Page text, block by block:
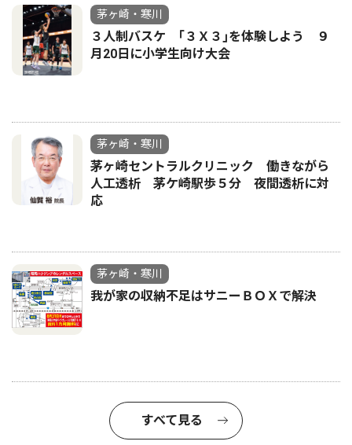
茅ヶ崎・寒川
３人制バスケ ｢３Ｘ３｣を体験しよう ９
月20日に小学生向け大会
茅ヶ崎・寒川
茅ヶ崎セントラルクリニック 働きながら
人工透析 茅ケ崎駅歩５分 夜間透析に対
応
茅ヶ崎・寒川
我が家の収納不足はサニーＢＯＸで解決
すべて見る